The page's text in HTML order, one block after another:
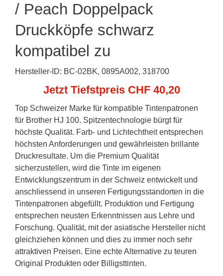
/ Peach Doppelpack
Druckköpfe schwarz
kompatibel zu
Hersteller-ID: BC-02BK, 0895A002, 318700
Jetzt Tiefstpreis CHF 40,20
Top Schweizer Marke für kompatible Tintenpatronen
für Brother HJ 100. Spitzentechnologie bürgt für
höchste Qualität. Farb- und Lichtechtheit entsprechen
höchsten Anforderungen und gewährleisten brillante
Druckresultate. Um die Premium Qualität
sicherzustellen, wird die Tinte im eigenen
Entwicklungszentrum in der Schweiz entwickelt und
anschliessend in unseren Fertigungsstandorten in die
Tintenpatronen abgefüllt. Produktion und Fertigung
entsprechen neusten Erkenntnissen aus Lehre und
Forschung. Qualität, mit der asiatische Hersteller nicht
gleichziehen können und dies zu immer noch sehr
attraktiven Preisen. Eine echte Alternative zu teuren
Original Produkten oder Billigsttinten.